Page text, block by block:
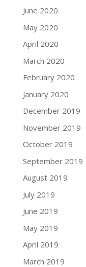
June 2020
May 2020
April 2020
March 2020
February 2020
January 2020
December 2019
November 2019
October 2019
September 2019
August 2019
July 2019
June 2019
May 2019
April 2019
March 2019